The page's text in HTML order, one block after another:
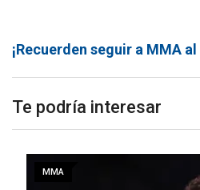
¡Recuerden seguir a MMA al
Te podría interesar
MMA